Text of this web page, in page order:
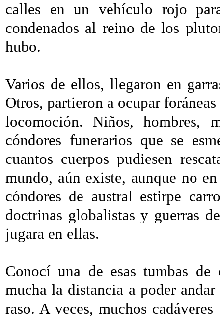
calles en un vehículo rojo
condenados al reino de los
hubo.
Varios de ellos, llegaron en
Otros, partieron a ocupar
locomoción. Niños, hombres,
cóndores funerarios que se
cuantos cuerpos pudiesen
mundo, aún existe, aunque no
cóndores de austral estirpe
doctrinas globalistas y guerras
jugara en ellas.
Conocí una de esas tumbas de
mucha la distancia a poder
raso. A veces, muchos